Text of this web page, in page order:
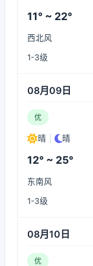
11° ~ 22°
西北风
1-3级
08月09日
优
晴 晴
12° ~ 25°
东南风
1-3级
08月10日
优